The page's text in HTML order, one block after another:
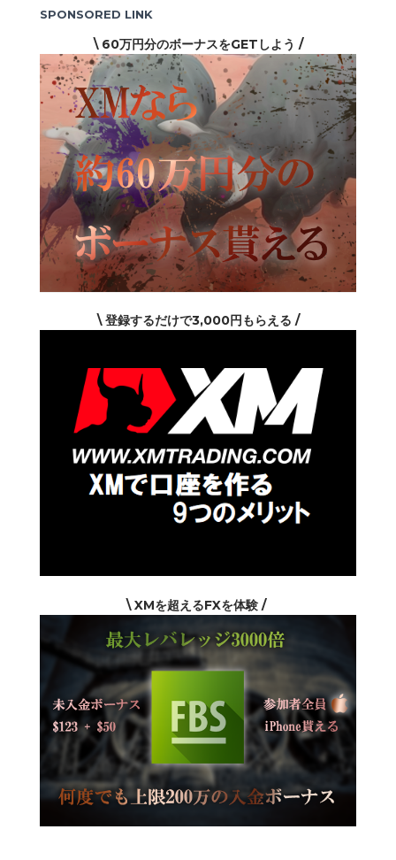
リ
SPONSORED LINK
\ 60万円分のボーナスをGETしよう /
\ 登録するだけで3,000円もらえる /
\ XMを超えるFXを体験 /